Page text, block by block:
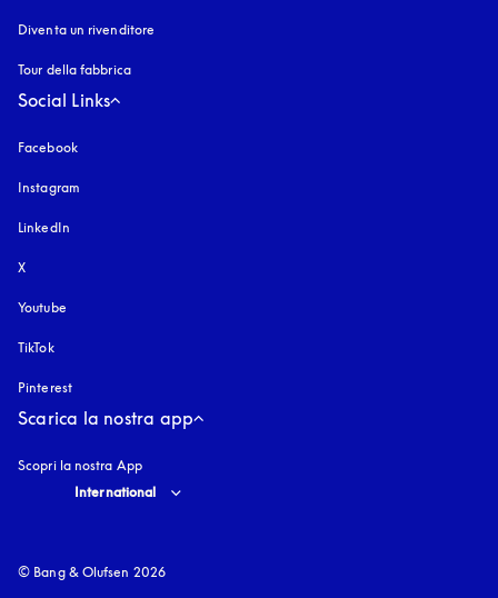
Diventa un rivenditore
Tour della fabbrica
Social Links
Facebook
Instagram
LinkedIn
X
Youtube
TikTok
Pinterest
Scarica la nostra app
Scopri la nostra App
Select country and language
International
© Bang & Olufsen 2026